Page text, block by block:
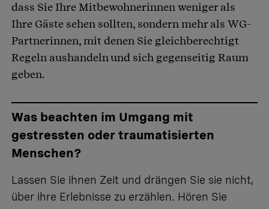
dass Sie Ihre Mitbewohnerinnen weniger als
Ihre Gäste sehen sollten, sondern mehr als WG-
Partnerinnen, mit denen Sie gleichberechtigt
Regeln aushandeln und sich gegenseitig Raum
geben.
Was beachten im Umgang mit
gestressten oder traumatisierten
Menschen?
Lassen Sie ihnen Zeit und drängen Sie sie nicht,
über ihre Erlebnisse zu erzählen. Hören Sie